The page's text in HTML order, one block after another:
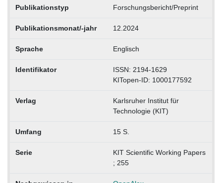
Publikationstyp Forschungsbericht/Preprint
Publikationsmonat/-jahr 12.2024
Sprache Englisch
Identifikator
ISSN: 2194-1629
KITopen-ID: 1000177592
Verlag
Karlsruher Institut für
Technologie (KIT)
Umfang 15 S.
Serie
KIT Scientific Working Papers
; 255